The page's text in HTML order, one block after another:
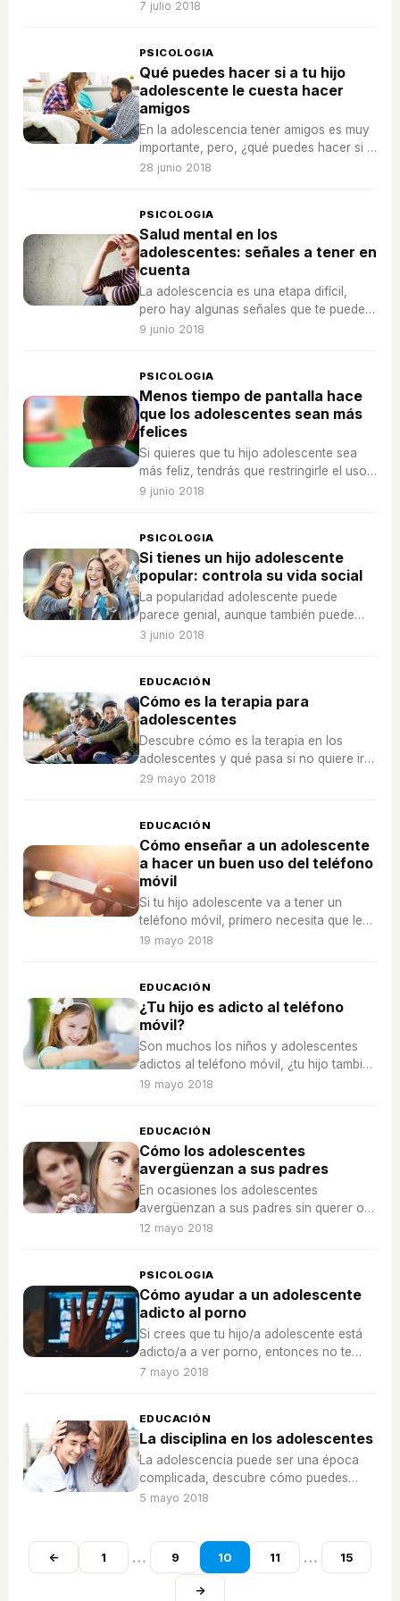
tiene depresión, ansiedad o estrés.
7 julio 2018
PSICOLOGIA
Qué puedes hacer si a tu hijo
adolescente le cuesta hacer
amigos
En la adolescencia tener amigos es muy
importante, pero, ¿qué puedes hacer si a
tu hijo le cuesta hacerlos?
28 junio 2018
PSICOLOGIA
Salud mental en los
adolescentes: señales a tener en
cuenta
La adolescencia es una etapa difícil,
pero hay algunas señales que te pueden
advertir de problemas de salud mental.
9 junio 2018
PSICOLOGIA
Menos tiempo de pantalla hace
que los adolescentes sean más
felices
Si quieres que tu hijo adolescente sea
más feliz, tendrás que restringirle el uso
de pantallas y estar más en familia.
9 junio 2018
PSICOLOGIA
Si tienes un hijo adolescente
popular: controla su vida social
La popularidad adolescente puede
parece genial, aunque también puede
tener un lado oscuro... Tu hijo puede
3 junio 2018
EDUCACIÓN
Cómo es la terapia para
adolescentes
Descubre cómo es la terapia en los
adolescentes y qué pasa si no quiere ir a
terapia cuando lo necesita.
29 mayo 2018
EDUCACIÓN
Cómo enseñar a un adolescente
a hacer un buen uso del teléfono
móvil
Si tu hijo adolescente va a tener un
teléfono móvil, primero necesita que le
enseñes cómo funciona, ¡tú eres su
19 mayo 2018
EDUCACIÓN
¿Tu hijo es adicto al teléfono
móvil?
Son muchos los niños y adolescentes
adictos al teléfono móvil, ¿tu hijo también
es adicto? Descúbrelo a continuación.
19 mayo 2018
EDUCACIÓN
Cómo los adolescentes
avergüenzan a sus padres
En ocasiones los adolescentes
avergüenzan a sus padres sin querer o
queriendo... ¿Qué puedes hacer si te
12 mayo 2018
PSICOLOGIA
Cómo ayudar a un adolescente
adicto al porno
Si crees que tu hijo/a adolescente está
adicto/a a ver porno, entonces no te
pierdas cómo puedes ayudarle.
7 mayo 2018
EDUCACIÓN
La disciplina en los adolescentes
La adolescencia puede ser una época
complicada, descubre cómo puedes
imponer una buena disciplina a tus hijos
5 mayo 2018
← 1 … 9 10 11 … 15
→